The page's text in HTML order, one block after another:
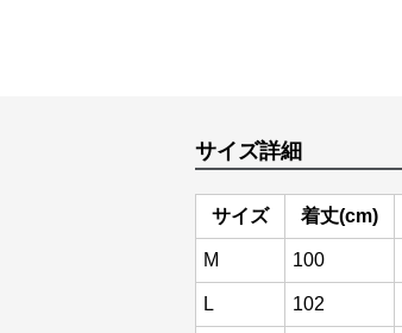
サイズ詳細
サイズ 着丈(cm)
M 100
L 102